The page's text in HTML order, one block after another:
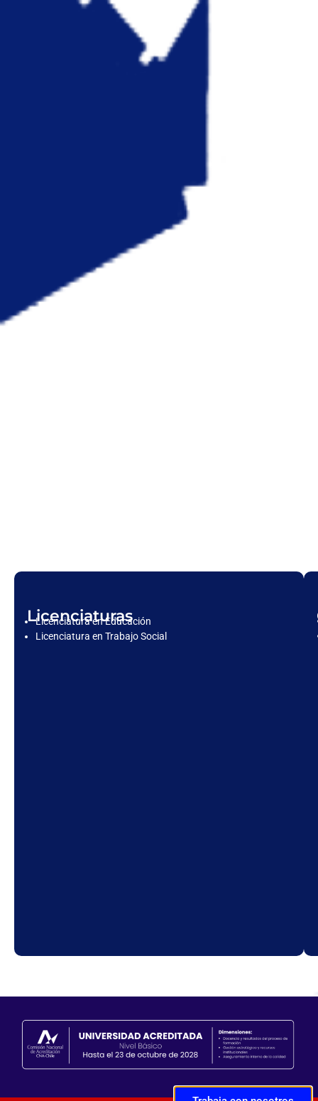
Licenciaturas
Licenciatura en Educación
Licenciatura en Trabajo Social